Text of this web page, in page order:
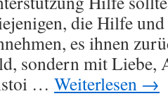
die Hilfe
es ihnen
sondern mit Liebe,
… Weiterlesen →